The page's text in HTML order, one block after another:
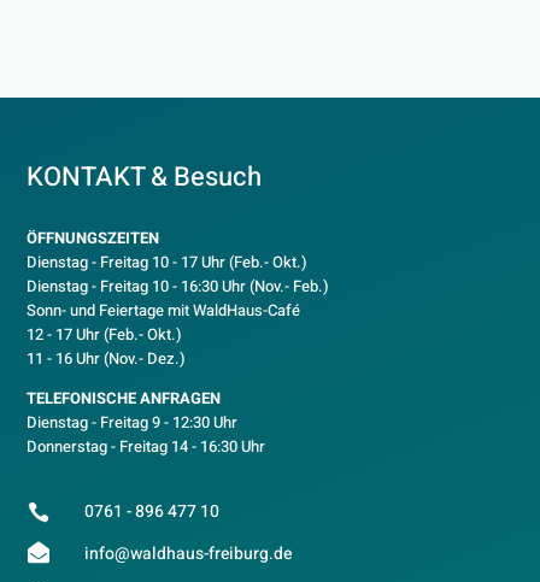
KONTAKT & Besuch
ÖFFNUNGSZEITEN
Dienstag - Freitag 10 - 17 Uhr (Feb.- Okt.)
Dienstag - Freitag 10 - 16:30 Uhr (Nov.- Feb.)
Sonn- und Feiertage mit WaldHaus-Café
12 - 17 Uhr (Feb.- Okt.)
11 - 16 Uhr (Nov.- Dez.)
TELEFONISCHE ANFRAGEN
Dienstag - Freitag 9 - 12:30 Uhr
Donnerstag - Freitag 14 - 16:30 Uhr
 0761 - 896 477 10
 info@waldhaus-freiburg.de